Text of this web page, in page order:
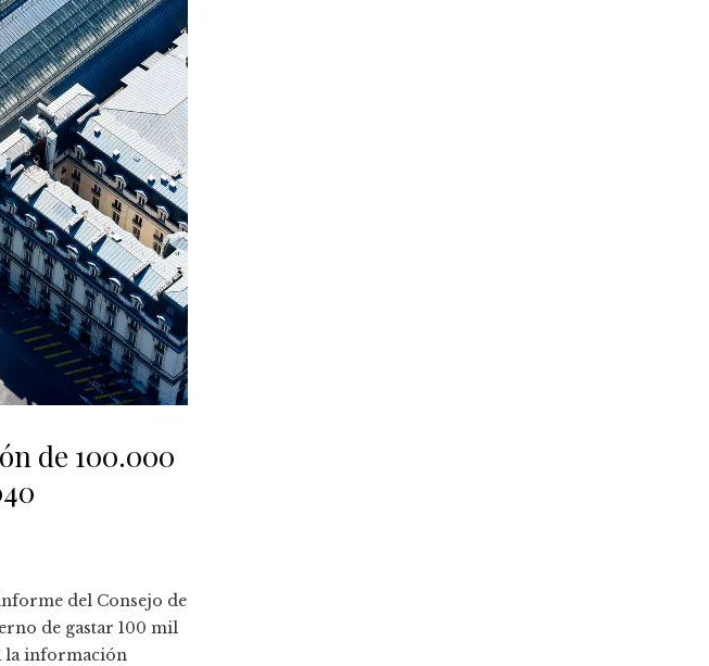
de 100.000
del Consejo de
de gastar 100 mil
la información